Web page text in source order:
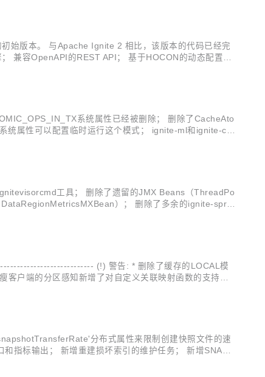
始版本。 与Apache Ignite 2 相比，该版本的代码已经完
兼容OpenAPI的REST API； 基于HOCON的动态配置；
系统属性已经被删除； 删除了CacheAto
统属性可以配置临时运行这个模式； ignite-ml和ignite-ca
工具； 删除了遗留的JMX Beans（ThreadPo
）； 删除了多余的ignite-sprin
(!) 警告: * 删除了缓存的LOCAL模
户端的分区感知新增了对自定义关联映射函数的支持； *
分布式属性来限制创建快照文件的速
指标输出； 新增重建损坏索引的维护任务； 新增SNAPS